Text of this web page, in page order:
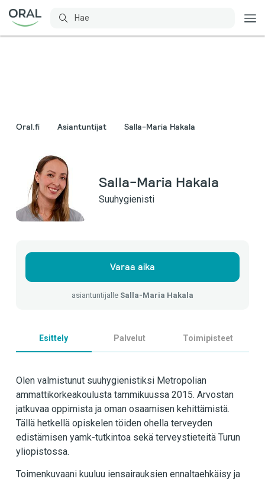
Oral.fi Asiantuntijat Salla-Maria Hakala
Salla-Maria Hakala
Suuhygienisti
Varaa aika
asiantuntijalle Salla-Maria Hakala
Esittely Palvelut Toimipisteet
Olen valmistunut suuhygienistiksi Metropolian
ammattikorkeakoulusta tammikuussa 2015. Arvostan
jatkuvaa oppimista ja oman osaamisen kehittämistä.
Tällä hetkellä opiskelen töiden ohella terveyden
edistämisen yamk-tutkintoa sekä terveystieteitä Turun
yliopistossa.
Toimenkuvaani kuuluu iensairauksien ennaltaehkäisy ja